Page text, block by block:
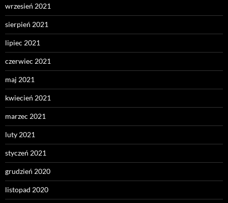
wrzesień 2021
sierpień 2021
lipiec 2021
czerwiec 2021
maj 2021
kwiecień 2021
marzec 2021
luty 2021
styczeń 2021
grudzień 2020
listopad 2020